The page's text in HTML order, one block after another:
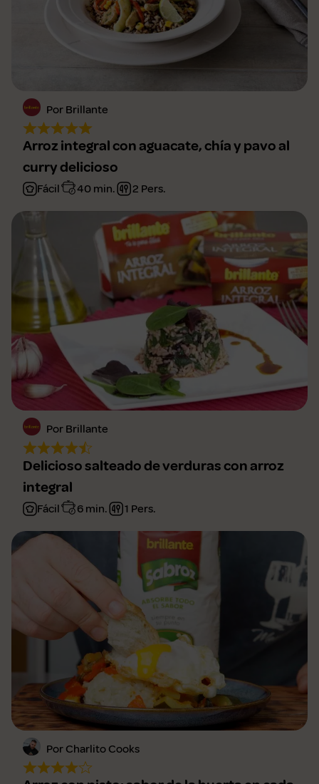
Por Brillante
Arroz integral con aguacate, chía y pavo al
curry delicioso
Fácil 40 min. 2 Pers.
Por Brillante
Delicioso salteado de verduras con arroz
integral
Fácil 6 min. 1 Pers.
Por Charlito Cooks